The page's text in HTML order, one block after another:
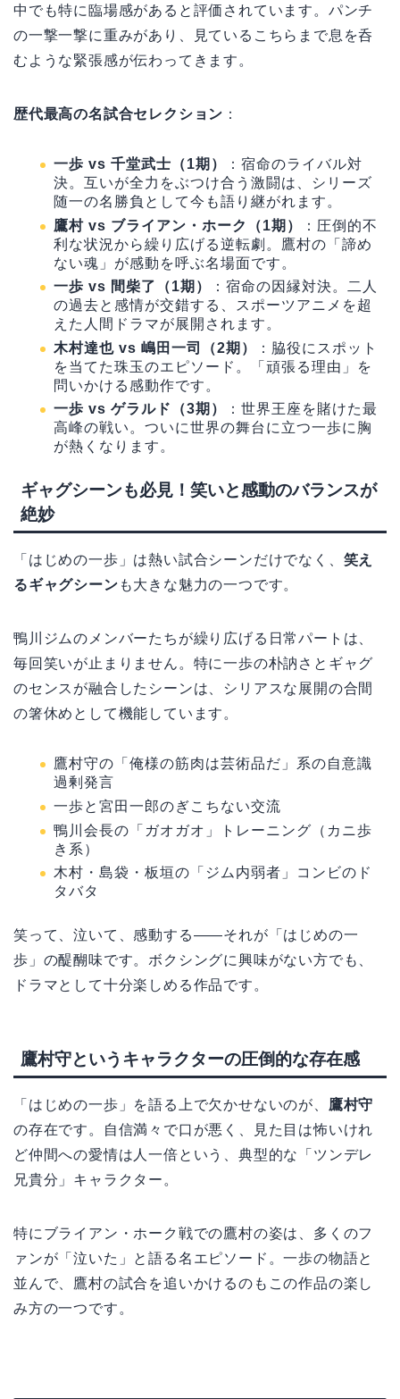
中でも特に臨場感があると評価されています。パンチ
の一撃一撃に重みがあり、見ているこちらまで息を呑
むような緊張感が伝わってきます。
歴代最高の名試合セレクション ：
一歩 vs 千堂武士（1期）
：宿命のライバル対
決。互いが全力をぶつけ合う激闘は、シリーズ
随一の名勝負として今も語り継がれます。
鷹村 vs ブライアン・ホーク（1期）
：圧倒的不
利な状況から繰り広げる逆転劇。鷹村の「諦め
ない魂」が感動を呼ぶ名場面です。
一歩 vs 間柴了（1期）
：宿命の因縁対決。二人
の過去と感情が交錯する、スポーツアニメを超
えた人間ドラマが展開されます。
木村達也 vs 嶋田一司（2期）
：脇役にスポット
を当てた珠玉のエピソード。「頑張る理由」を
問いかける感動作です。
一歩 vs ゲラルド（3期）
：世界王座を賭けた最
高峰の戦い。ついに世界の舞台に立つ一歩に胸
が熱くなります。
ギャグシーンも必見！笑いと感動のバランスが
絶妙
「はじめの一歩」は熱い試合シーンだけでなく、 笑え
るギャグシーン も大きな魅力の一つです。
鴨川ジムのメンバーたちが繰り広げる日常パートは、
毎回笑いが止まりません。特に一歩の朴訥さとギャグ
のセンスが融合したシーンは、シリアスな展開の合間
の箸休めとして機能しています。
鷹村守の「俺様の筋肉は芸術品だ」系の自意識
過剰発言
一歩と宮田一郎のぎこちない交流
鴨川会長の「ガオガオ」トレーニング（カニ歩
き系）
木村・島袋・板垣の「ジム内弱者」コンビのド
タバタ
笑って、泣いて、感動する――それが「はじめの一
歩」の醍醐味です。ボクシングに興味がない方でも、
ドラマとして十分楽しめる作品です。
鷹村守というキャラクターの圧倒的な存在感
「はじめの一歩」を語る上で欠かせないのが、 鷹村守
の存在です。自信満々で口が悪く、見た目は怖いけれ
ど仲間への愛情は人一倍という、典型的な「ツンデレ
兄貴分」キャラクター。
特にブライアン・ホーク戦での鷹村の姿は、多くのフ
ァンが「泣いた」と語る名エピソード。一歩の物語と
並んで、鷹村の試合を追いかけるのもこの作品の楽し
み方の一つです。